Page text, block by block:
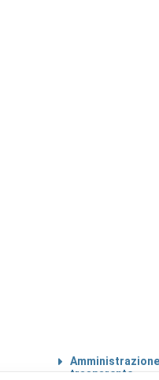
Amministrazione
trasparente